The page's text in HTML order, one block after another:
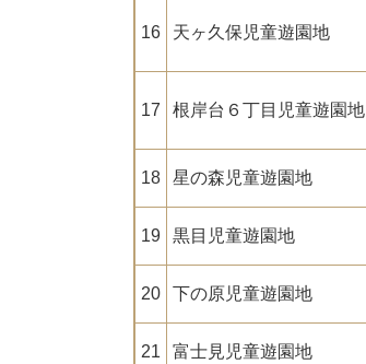
16 天ヶ久保児童遊園地
17 根岸台６丁目児童遊園地
18 星の森児童遊園地
19 黒目児童遊園地
20 下の原児童遊園地
21 富士見児童遊園地